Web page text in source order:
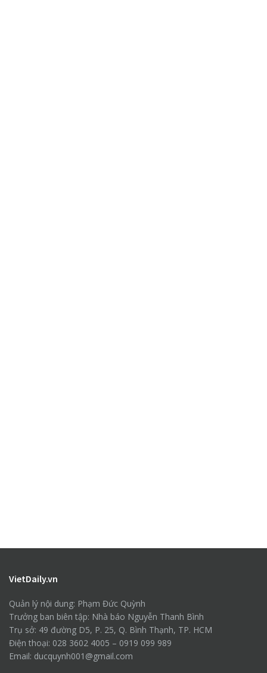
VietDaily.vn
Quản lý nội dung: Phạm Đức Quỳnh
Trưởng ban biên tập: Nhà báo Nguyễn Thanh Bình
Trụ sở: 49 đường D5, P. 25, Q. Bình Thạnh, TP. HCM
Điện thoại: 028 3602 4005 – 0919 099 989
Email: ducquynh001@gmail.com